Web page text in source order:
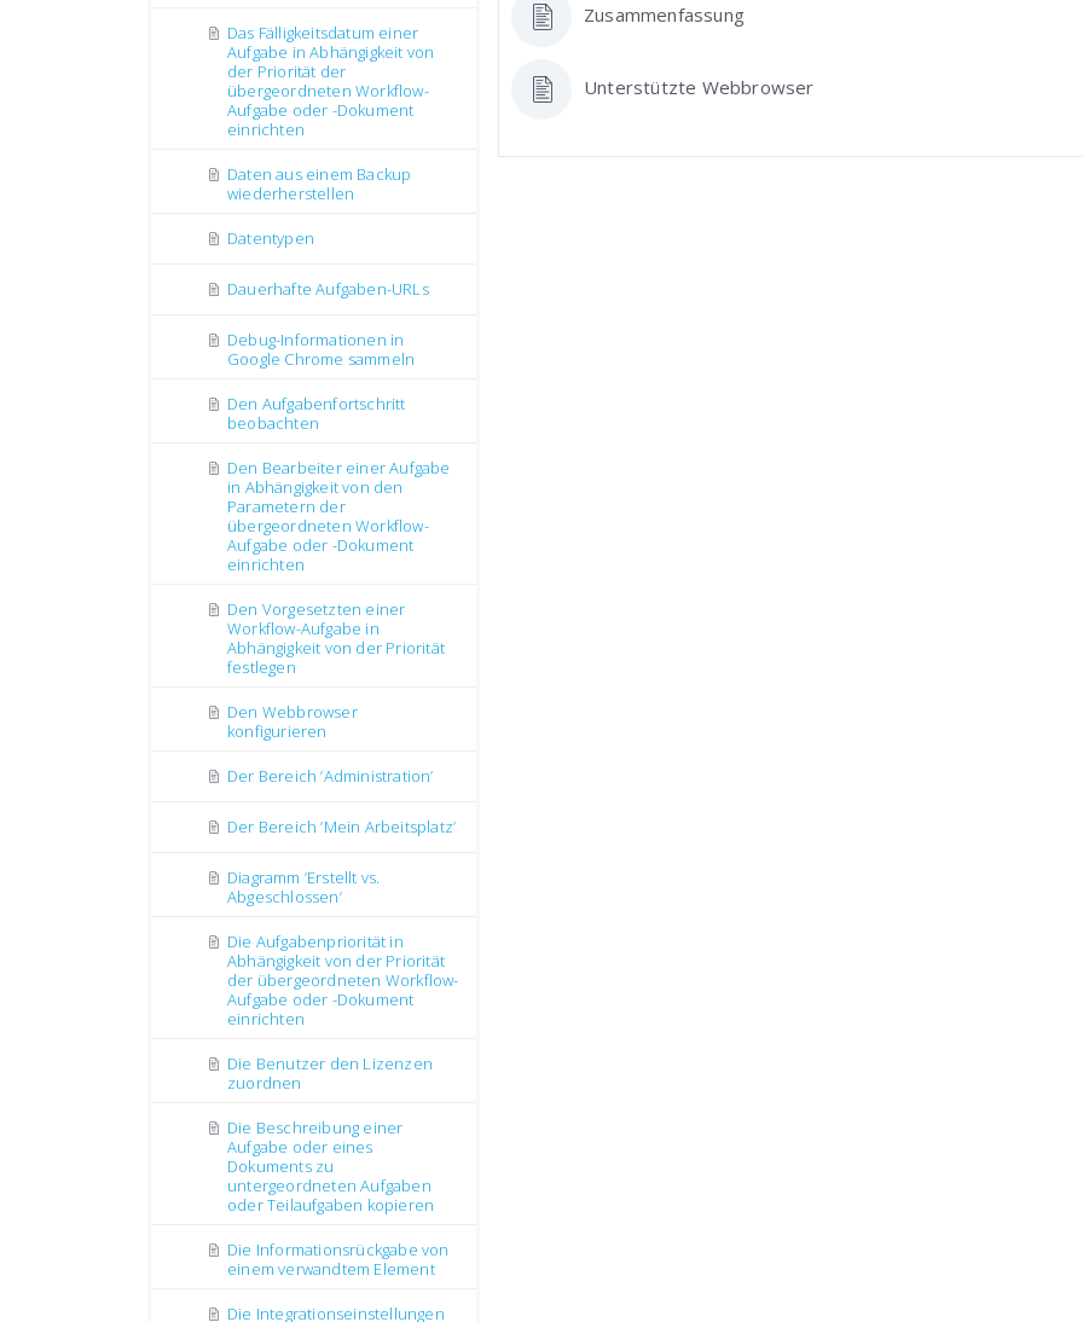
Das Fälligkeitsdatum einer
Aufgabe in Abhängigkeit von
der Priorität der
übergeordneten Workflow-
Aufgabe oder -Dokument
einrichten
Daten aus einem Backup
wiederherstellen
Datentypen
Dauerhafte Aufgaben-URLs
Debug-Informationen in
Google Chrome sammeln
Den Aufgabenfortschritt
beobachten
Den Bearbeiter einer Aufgabe
in Abhängigkeit von den
Parametern der
übergeordneten Workflow-
Aufgabe oder -Dokument
einrichten
Den Vorgesetzten einer
Workflow-Aufgabe in
Abhängigkeit von der Priorität
festlegen
Den Webbrowser
konfigurieren
Der Bereich ’Administration’
Der Bereich ’Mein Arbeitsplatz’
Diagramm ’Erstellt vs.
Abgeschlossen’
Die Aufgabenpriorität in
Abhängigkeit von der Priorität
der übergeordneten Workflow-
Aufgabe oder -Dokument
einrichten
Die Benutzer den Lizenzen
zuordnen
Die Beschreibung einer
Aufgabe oder eines
Dokuments zu
untergeordneten Aufgaben
oder Teilaufgaben kopieren
Die Informationsrückgabe von
einem verwandtem Element
Die Integrationseinstellungen
Zusammenfassung
Unterstützte Webbrowser